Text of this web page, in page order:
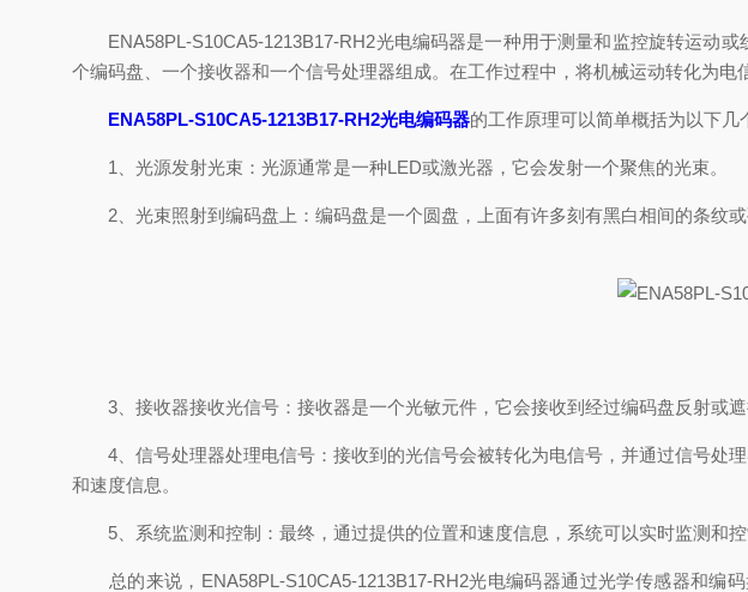
ENA58PL-S10CA5-1213B17-RH2光电编码器是一种用于测量和监控旋转运动或
个编码盘、一个接收器和一个信号处理器组成。在工作过程中，将机械运动转化为
ENA58PL-S10CA5-1213B17-RH2光电编码器的工作原理可以简单概括为以下几
1、光源发射光束：光源通常是一种LED或激光器，它会发射一个聚焦的光束。
2、光束照射到编码盘上：编码盘是一个圆盘，上面有许多刻有黑白相间的条纹或
3、接收器接收光信号：接收器是一个光敏元件，它会接收到经过编码盘反射或
4、信号处理器处理电信号：接收到的光信号会被转化为电信号，并通过信号处
和速度信息。
5、系统监测和控制：最终，通过提供的位置和速度信息，系统可以实时监测和
总的来说，ENA58PL-S10CA5-1213B17-RH2光电编码器通过光学传感器和编